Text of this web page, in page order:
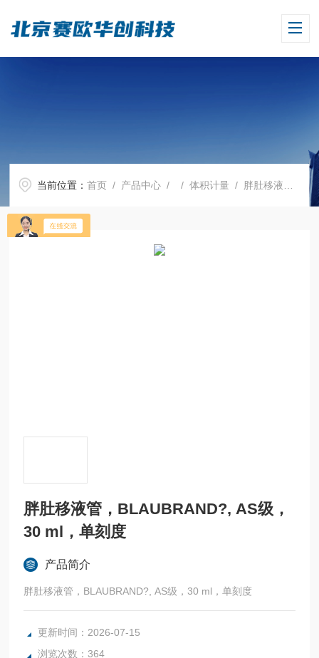
当前位置：首页 / 产品中心 / /体积计量 / 胖肚移液管，BLAUBRAND?, AS级，30 ml，单刻度
胖肚移液管，BLAUBRAND?, AS级，
30 ml，单刻度
产品简介
胖肚移液管，BLAUBRAND?, AS级，30 ml，单刻度
更新时间：2026-07-15
浏览次数：364